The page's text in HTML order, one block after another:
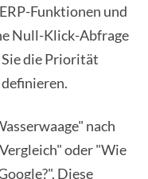
Funktionen und
Null-Klick-Abfrage
die Priorität
nach
oder "Wie
Diese